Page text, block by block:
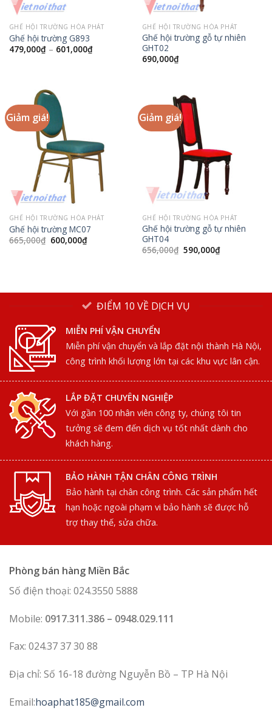
GHẾ HỘI TRƯỜNG HÒA PHÁT
Ghế hội trường G893
479,000₫– 601,000₫
GHẾ HỘI TRƯỜNG HÒA PHÁT
Ghế hội trường gỗ tự nhiên
GHT02
690,000₫
Giảm giá!
GHẾ HỘI TRƯỜNG HÒA PHÁT
Ghế hội trường MC07
665,000₫ Giá
gốc
600,000₫Giá
hiện
Giảm giá!
GHẾ HỘI TRƯỜNG HÒA PHÁT
Ghế hội trường gỗ tự nhiên
GHT04
656,000₫ Giá
590,000₫Giá
hiện
ĐIỂM 10 VỀ DỊCH VỤ
MIỄN PHÍ VẬN CHUYỂN
Miễn phí vận chuyển và lắp đặt nội thành Hà Nội,
công trình khối lượng lớn tại các khu vực lân cận.
LẮP ĐẶT CHUYÊN NGHIỆP
Với gần 100 nhân viên công ty, chúng tôi tin
tưởng sẽ đem đến dịch vụ tốt nhất dành cho
khách hàng.
BẢO HÀNH TẬN CHÂN CÔNG TRÌNH
Bảo hành tại chân công trình. Các sản phẩm hết
hạn hoặc ngoài phạm vi bảo hành sẽ được hỗ
trợ thay thế, sửa chữa.
Phòng bán hàng Miền Bắc
Số điện thoại: 024.3550 5888
Mobile: 0917.311.386 – 0948.029.111
Fax: 024.37 37 30 88
Địa chỉ: Số 16-18 đường Nguyễn Bồ – TP Hà Nội
Email:hoaphat185@gmail.com